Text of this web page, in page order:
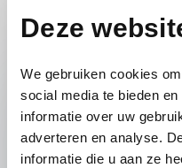
Deze
We gebruiken cookies
social media te bieden
informatie over uw
adverteren en analyse.
informatie die u aan ze